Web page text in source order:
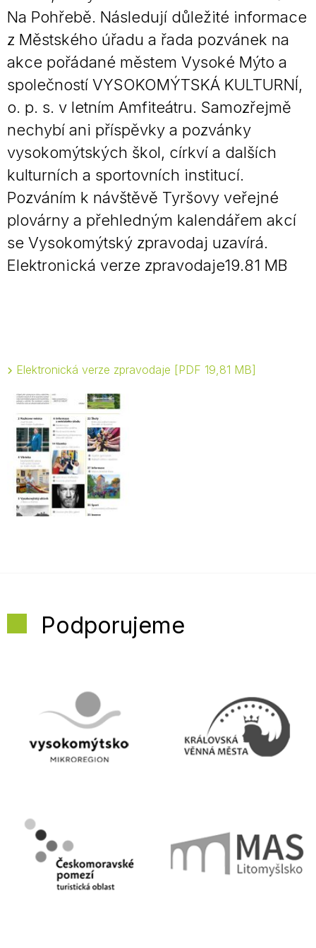
Na Pohřebě. Následují důležité informace
z Městského úřadu a řada pozvánek na
akce pořádané městem Vysoké Mýto a
společností VYSOKOMÝTSKÁ KULTURNÍ,
o. p. s. v letním Amfiteátru. Samozřejmě
nechybí ani příspěvky a pozvánky
vysokomýtských škol, církví a dalších
kulturních a sportovních institucí.
Pozváním k návštěvě Tyršovy veřejné
plovárny a přehledným kalendářem akcí
se Vysokomýtský zpravodaj uzavírá.
Elektronická verze zpravodaje19.81 MB
Elektronická verze zpravodaje PDF 19,81 MB
Podporujeme